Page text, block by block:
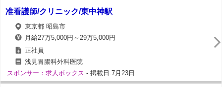
准看護師/クリニック/東中神駅
東京都 昭島市
月給27万5,000円～29万5,000円
正社員
浅見胃腸科外科医院
スポンサー：求人ボックス - 掲載日:7月23日